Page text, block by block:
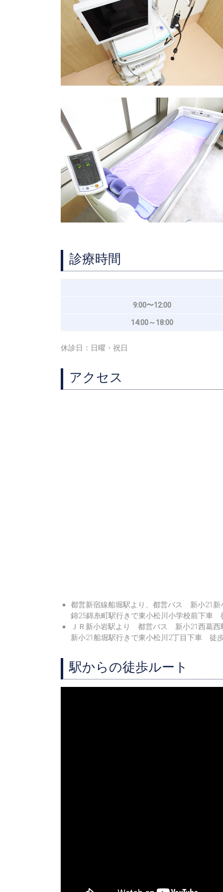
診療時間
9:00〜12:00
14:00～18:00
休診日：日曜・祝日
アクセス
都営新宿線船堀駅より、都営バス 新小21新
錦25錦糸町駅行きで東小松川小学校前下車
ＪＲ新小岩駅より 都営バス 新小21西葛西
新小21船堀駅行きで東小松川2丁目下車 徒
駅からの徒歩ルート